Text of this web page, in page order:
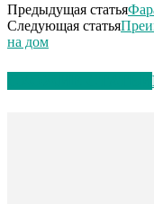
Предыдущая статья
Следующая статья
на дом